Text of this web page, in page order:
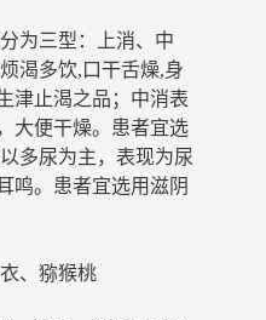
为三型：上消、中
渴多饮,口干舌燥,身
津止渴之品；中消表
大便干燥。患者宜选
多尿为主，表现为尿
鸣。患者宜选用滋阴
、猕猴桃